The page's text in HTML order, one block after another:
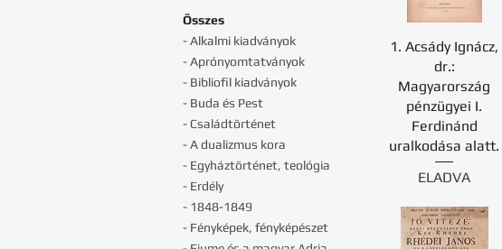
Összes
- Alkalmi kiadványok
- Aprónyomtatványok
- Bibliofil kiadványok
- Buda és Pest
- Családtörténet
- A dualizmus kora
- Egyháztörténet, teológia
- Erdély
- 1848-1849
- Fényképek, fényképészet
1. Acsády Ignácz,
dr.:
Magyarország
pénzügyei I.
Ferdinánd
uralkodása alatt.
ELADVA